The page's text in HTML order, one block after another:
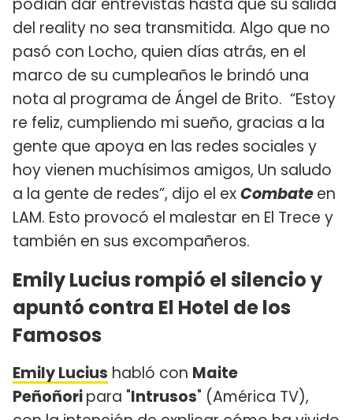
del reality no sea transmitida. Algo que no
pasó con Locho, quien días atrás, en el
marco de su cumpleaños le brindó una
nota al programa de Ángel de Brito. “Estoy
re feliz, cumpliendo mi sueño, gracias a la
gente que apoya en las redes sociales y
hoy vienen muchísimos amigos, Un saludo
a la gente de redes”, dijo el exCombateen
LAM. Esto provocó el malestar en El Trece y
también en sus excompañeros.
Emily Lucius rompió el silencio y
apuntó contra El Hotel de los
Famosos
Emily Lucius habló con Maite
Peñoñoripara "Intrusos" (América TV),